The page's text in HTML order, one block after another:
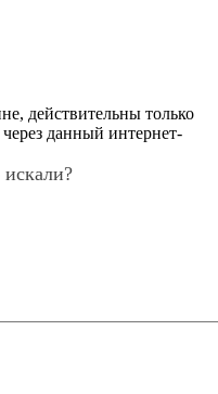
действительны только
данный интернет-